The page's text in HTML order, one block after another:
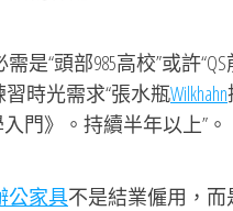
頭部985高校”或許“QS
習時光需求“張水瓶Wilkhahn
門》。持續半年以上”。
公家具不是結業僱用，而